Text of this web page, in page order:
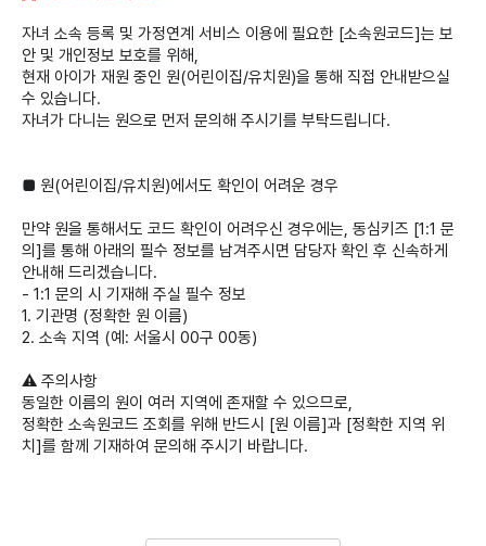
자녀 소속 등록 및 가정연계 서비스 이용에 필요한 [소속원코드]는 보
안 및 개인정보 보호를 위해,
현재 아이가 재원 중인 원(어린이집/유치원)을 통해 직접 안내 받으실
수 있습니다.
자녀가 다니는 원으로 먼저 문의해 주시기를 부탁드립니다.
■ 원(어린이집/유치원)에서도 확인이 어려운 경우
만약 원을 통해서도 코드 확인이 어려우신 경우에는, 동심키즈 [1:1 문
의]를 통해 아래의 필수 정보를 남겨주시면 담당자 확인 후 신속하게
안내해 드리겠습니다.
- 1:1 문의 시 기재해 주실 필수 정보
1. 기관명 (정확한 원 이름)
2. 소속 지역 (예: 서울시 00구 00동)
⚠️ 주의사항
동일한 이름의 원이 여러 지역에 존재할 수 있으므로,
정확한 소속원코드 조회를 위해 반드시 [원 이름]과 [정확한 지역 위
치]를 함께 기재하여 문의해 주시기 바랍니다.